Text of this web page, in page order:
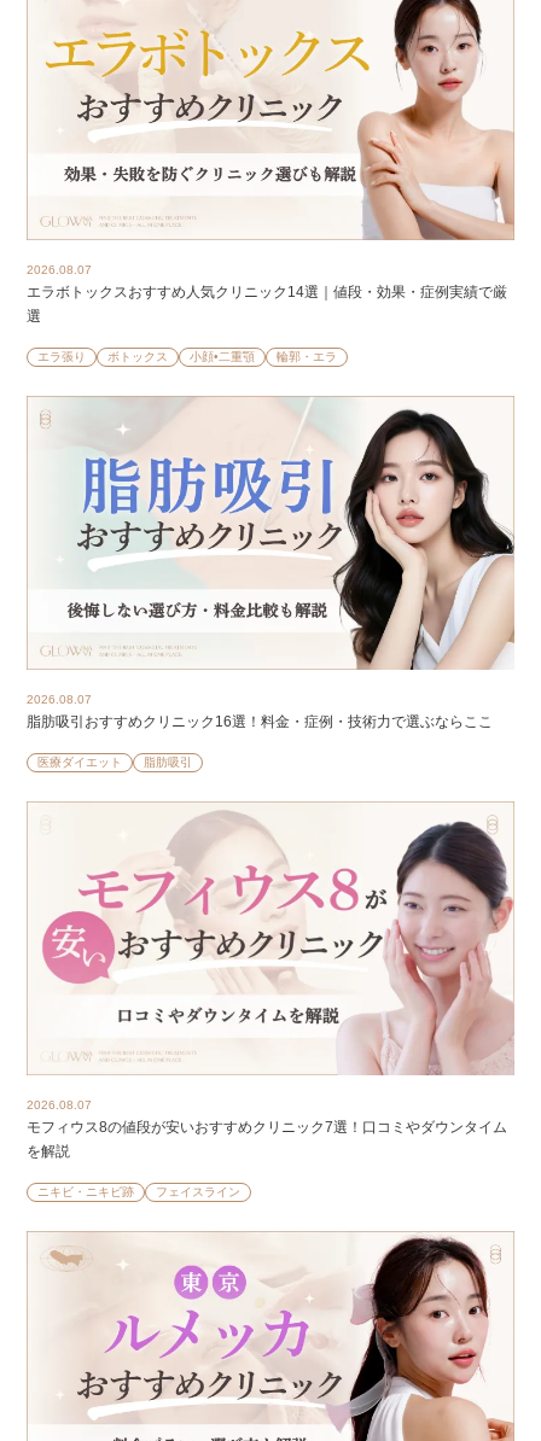
2026.08.07
エラボトックスおすすめ人気クリニック14選｜値段・効果・症例実績で厳
選
エラ張り ボトックス 小顔•二重顎 輪郭・エラ
2026.08.07
脂肪吸引おすすめクリニック16選！料金・症例・技術力で選ぶならここ
医療ダイエット 脂肪吸引
2026.08.07
モフィウス8の値段が安いおすすめクリニック7選！口コミやダウンタイム
を解説
ニキビ・ニキビ跡 フェイスライン